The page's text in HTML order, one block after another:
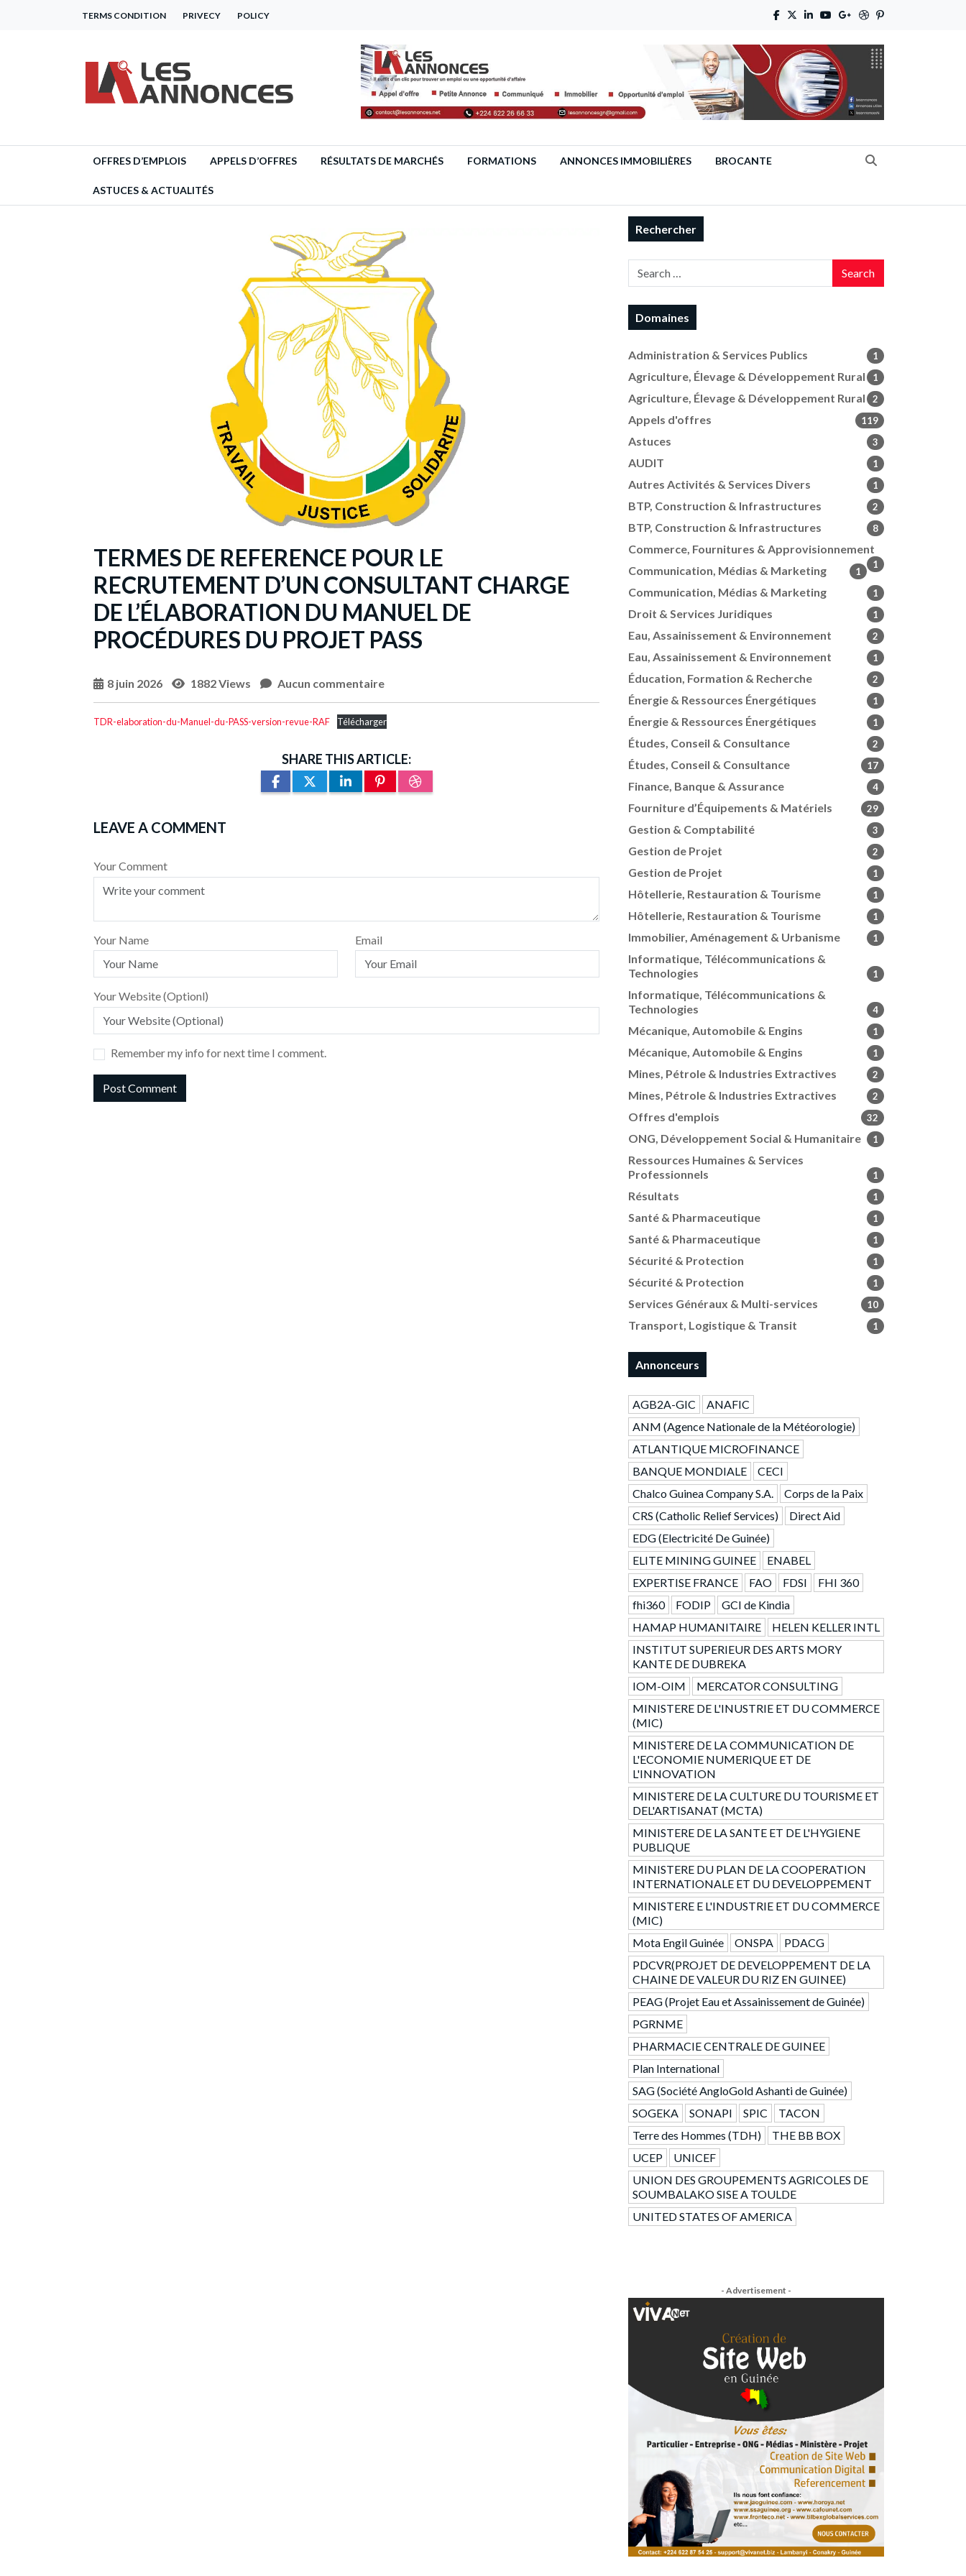
TERMS CONDITION PRIVECY POLICY
OFFRES D’EMPLOIS APPELS D’OFFRES RÉSULTATS DE MARCHÉS FORMATIONS ANNONCES IMMOBILIÈRES BROCANTE
ASTUCES & ACTUALITÉS
TERMES DE REFERENCE POUR LE
RECRUTEMENT D’UN CONSULTANT CHARGE
DE L’ÉLABORATION DU MANUEL DE
PROCÉDURES DU PROJET PASS
8 juin 2026 1882 Views Aucun commentaire
TDR-elaboration-du-Manuel-du-PASS-version-revue-RAF Télécharger
SHARE THIS ARTICLE:
LEAVE A COMMENT
Your Comment
Your Name Email
Your Website (Optionl)
Remember my info for next time I comment.
Rechercher
Search
Domaines
Administration & Services Publics 1
Agriculture, Élevage & Développement Rural 1
Agriculture, Élevage & Développement Rural 2
Appels d'offres 119
Astuces 3
AUDIT 1
Autres Activités & Services Divers 1
BTP, Construction & Infrastructures 2
BTP, Construction & Infrastructures 8
Commerce, Fournitures & Approvisionnement
1
Communication, Médias & Marketing 1
Communication, Médias & Marketing 1
Droit & Services Juridiques 1
Eau, Assainissement & Environnement 2
Eau, Assainissement & Environnement 1
Éducation, Formation & Recherche 2
Énergie & Ressources Énergétiques 1
Énergie & Ressources Énergétiques 1
Études, Conseil & Consultance 2
Études, Conseil & Consultance 17
Finance, Banque & Assurance 4
Fourniture d’Équipements & Matériels 29
Gestion & Comptabilité 3
Gestion de Projet 2
Gestion de Projet 1
Hôtellerie, Restauration & Tourisme 1
Hôtellerie, Restauration & Tourisme 1
Immobilier, Aménagement & Urbanisme 1
Informatique, Télécommunications &
Technologies
1
Informatique, Télécommunications &
Technologies
4
Mécanique, Automobile & Engins 1
Mécanique, Automobile & Engins 1
Mines, Pétrole & Industries Extractives 2
Mines, Pétrole & Industries Extractives 2
Offres d'emplois 32
ONG, Développement Social & Humanitaire 1
Ressources Humaines & Services
Professionnels
1
Résultats 1
Santé & Pharmaceutique 1
Santé & Pharmaceutique 1
Sécurité & Protection 1
Sécurité & Protection 1
Services Généraux & Multi-services 10
Transport, Logistique & Transit 1
Annonceurs
AGB2A-GIC
ANAFIC
ANM (Agence Nationale de la Météorologie)
ATLANTIQUE MICROFINANCE
BANQUE MONDIALE
CECI
Chalco Guinea Company S.A.
Corps de la Paix
CRS (Catholic Relief Services)
Direct Aid
EDG (Electricité De Guinée)
ELITE MINING GUINEE
ENABEL
EXPERTISE FRANCE
FAO FDSI
FHI 360
fhi360
FODIP
GCI de Kindia
HAMAP HUMANITAIRE
HELEN KELLER INTL
INSTITUT SUPERIEUR DES ARTS MORY
KANTE DE DUBREKA
IOM-OIM
MERCATOR CONSULTING
MINISTERE DE L'INUSTRIE ET DU COMMERCE
(MIC)
MINISTERE DE LA COMMUNICATION DE
L'ECONOMIE NUMERIQUE ET DE
L'INNOVATION
MINISTERE DE LA CULTURE DU TOURISME ET
DEL'ARTISANAT (MCTA)
MINISTERE DE LA SANTE ET DE L'HYGIENE
PUBLIQUE
MINISTERE DU PLAN DE LA COOPERATION
INTERNATIONALE ET DU DEVELOPPEMENT
MINISTERE E L'INDUSTRIE ET DU COMMERCE
(MIC)
Mota Engil Guinée
ONSPA
PDACG
PDCVR(PROJET DE DEVELOPPEMENT DE LA
CHAINE DE VALEUR DU RIZ EN GUINEE)
PEAG (Projet Eau et Assainissement de Guinée)
PGRNME
PHARMACIE CENTRALE DE GUINEE
Plan International
SAG (Société AngloGold Ashanti de Guinée)
SOGEKA
SONAPI SPIC
TACON
Terre des Hommes (TDH)
THE BB BOX
UCEP
UNICEF
UNION DES GROUPEMENTS AGRICOLES DE
SOUMBALAKO SISE A TOULDE
UNITED STATES OF AMERICA
- Advertisement -